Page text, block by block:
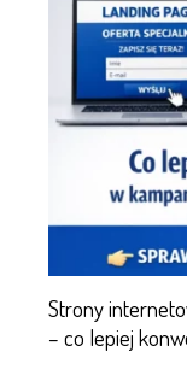
Strony
– co lepiej